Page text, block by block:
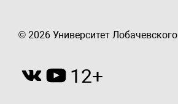
© 2026 Университет Лобачевского
12+